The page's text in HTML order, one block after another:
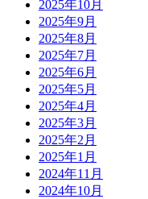
2025年10月
2025年9月
2025年8月
2025年7月
2025年6月
2025年5月
2025年4月
2025年3月
2025年2月
2025年1月
2024年11月
2024年10月